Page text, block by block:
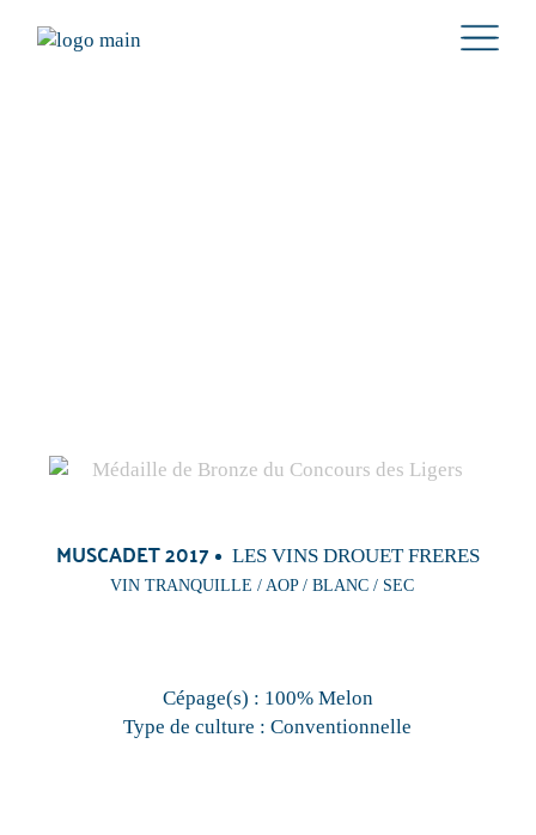
MUSCADET 2017 LES VINS DROUET FRERES
VIN TRANQUILLE / AOP / BLANC / SEC
Cépage(s) : 100% Melon
Type de culture : Conventionnelle